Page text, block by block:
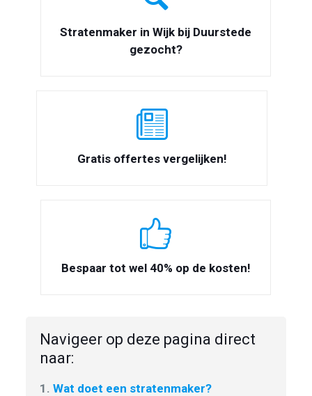
Stratenmaker in Wijk bij Duurstede
gezocht?
Gratis offertes vergelijken!
Bespaar tot wel 40% op de kosten!
Navigeer op deze pagina direct
naar:
1. Wat doet een stratenmaker?